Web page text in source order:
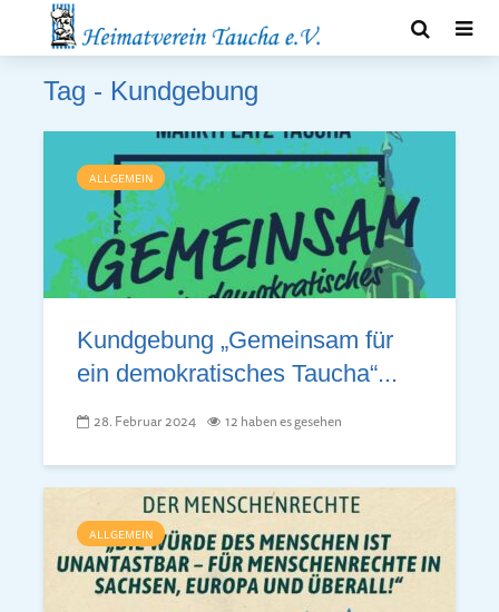
Tag - Kundgebung
ALLGEMEIN
Kundgebung „Gemeinsam für
ein demokratisches Taucha“...
28. Februar 2024 12 haben es gesehen
ALLGEMEIN